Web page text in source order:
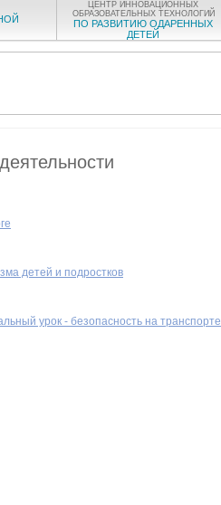
ЦЕНТР ИННОВАЦИОННЫХ
ОБРАЗОВАТЕЛЬНЫХ ТЕХНОЛОГИЙ
ПО РАЗВИТИЮ ОДАРЕННЫХ
ДЕТЕЙ
детей и подростков
урок - безопасность на транспорте